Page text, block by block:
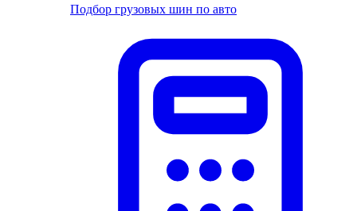
Подбор грузовых шин по авто